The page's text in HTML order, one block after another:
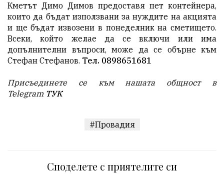
Кметът Димо Димов предоставя пет контейнера,
които да бъдат използвани за нуждите на акцията
и ще бъдат извозени в понеделник на сметището.
Всеки, който желае да се включи или има
допълнителни въпроси, може да се обърне към
Стефан Стефанов. Тел. 0898651681
Присъединете се към нашата общност в
Telegram ТУК
#Провадия
Споделете с приятелите си